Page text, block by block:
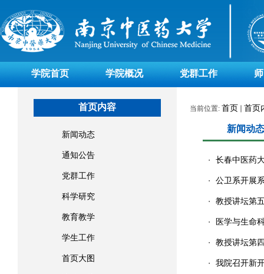
学院首页 学院概况 党群工作
首页内容
新闻动态
通知公告
党群工作
科学研究
教育教学
学生工作
首页大图
当前位置: 首页 首页
新闻动态
・ 长春中医药
・ 公卫系开展
・ 教授讲坛第
・ 医学与生命
・ 教授讲坛第
・ 我院召开新